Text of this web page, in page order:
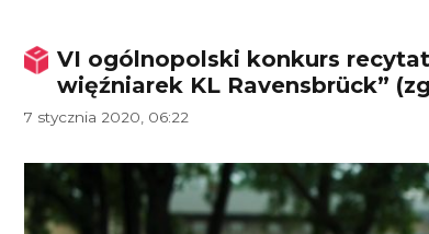
VI ogólnopolski konkurs
więźniarek KL Ravensbrück”
7 stycznia 2020, 06:22